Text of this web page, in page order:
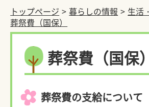
トップページ 暮らしの情報 生活
葬祭費（国保）
葬祭費（国保）
葬祭費の支給について